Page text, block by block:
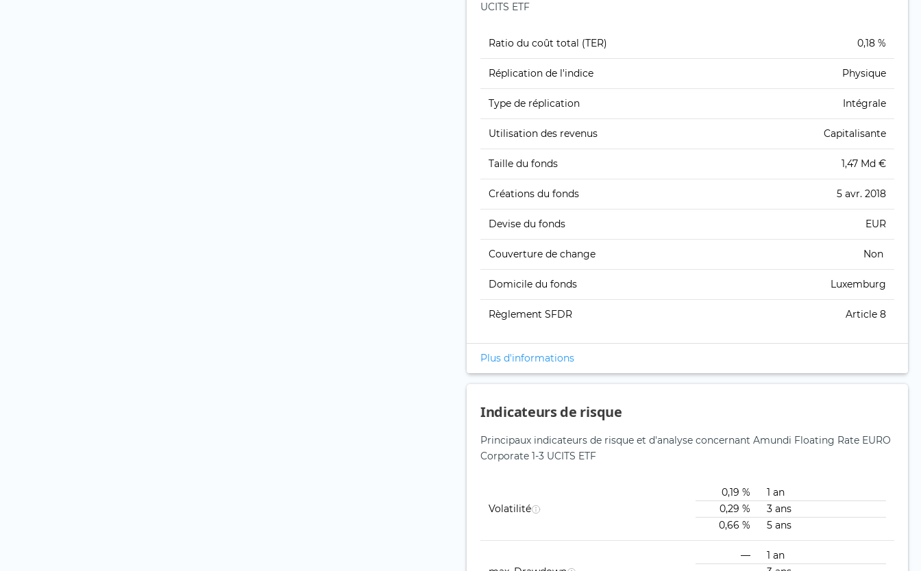
UCITS ETF
Ratio du coût total (TER) 0,18 %
Réplication de l'indice Physique
Type de réplication Intégrale
Utilisation des revenus Capitalisante
Taille du fonds 1,47 Md €
Créations du fonds 5 avr. 2018
Devise du fonds EUR
Couverture de change Non
Domicile du fonds Luxemburg
Règlement SFDR Article 8
Plus d'informations
Indicateurs de risque
Principaux indicateurs de risque et d'analyse concernant Amundi Floating Rate EURO
Corporate 1-3 UCITS ETF
Volatilité
0,19 %
1 an
0,29 %
3 ans
0,66 %
5 ans
—
1 an